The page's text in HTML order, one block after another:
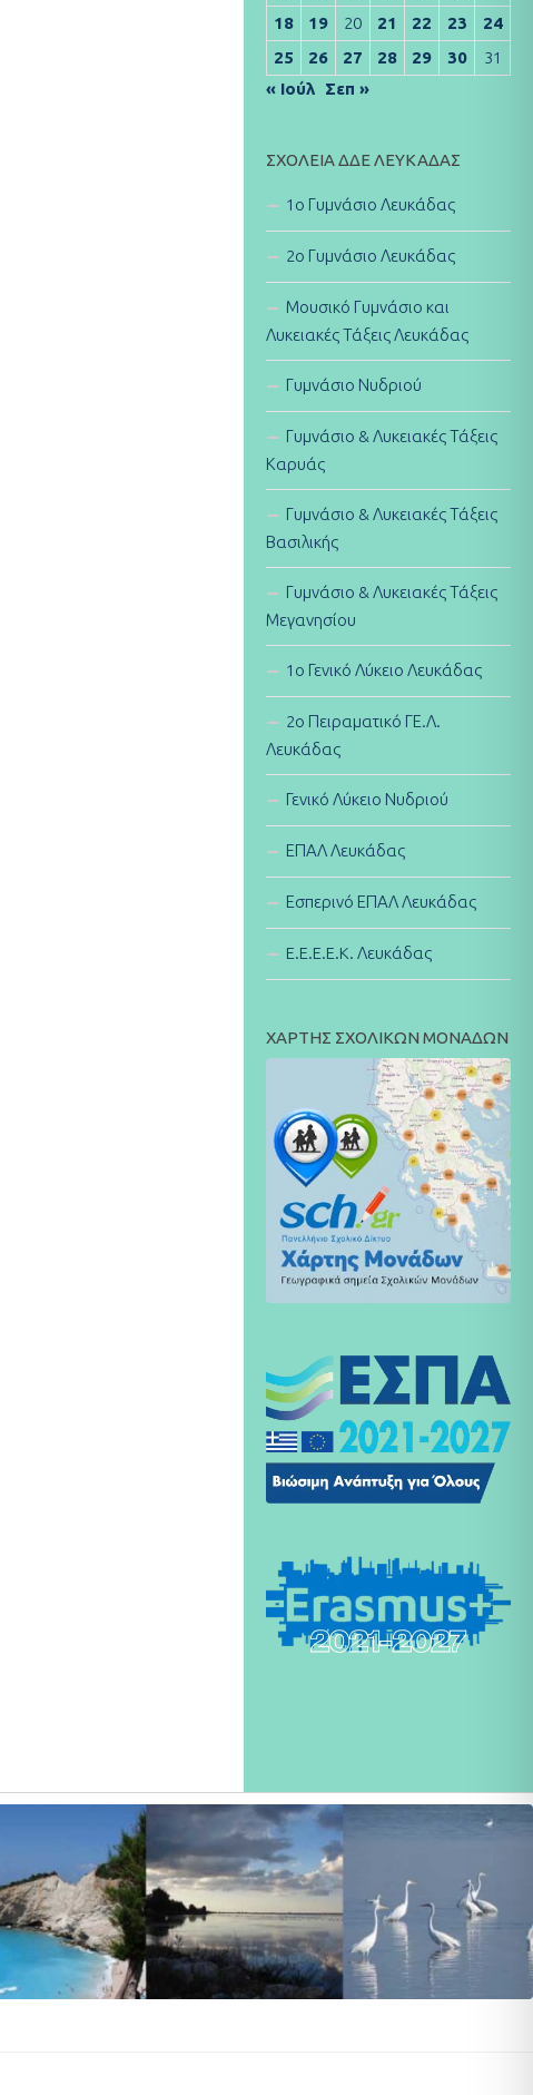
18
19 20 21 22 23
24
25
26 27 28 29 30
31
« Ιούλ Σεπ »
ΣΧΟΛΕΊΑ ΔΔΕ ΛΕΥΚΆΔΑΣ
1ο Γυμνάσιο Λευκάδας
2ο Γυμνάσιο Λευκάδας
Μουσικό Γυμνάσιο και
Λυκειακές Τάξεις Λευκάδας
Γυμνάσιο Νυδριού
Γυμνάσιο & Λυκειακές Τάξεις
Καρυάς
Γυμνάσιο & Λυκειακές Τάξεις
Βασιλικής
Γυμνάσιο & Λυκειακές Τάξεις
Μεγανησίου
1ο Γενικό Λύκειο Λευκάδας
2ο Πειραματικό ΓΕ.Λ.
Λευκάδας
Γενικό Λύκειο Νυδριού
ΕΠΑΛ Λευκάδας
Εσπερινό ΕΠΑΛ Λευκάδας
E.E.E.E.K. Λευκάδας
ΧΑΡΤΗΣ ΣΧΟΛΙΚΩΝ ΜΟΝΑΔΩΝ